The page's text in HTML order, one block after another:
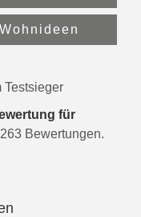
Wohnideen
Testsieger
für
263 Bewertungen.